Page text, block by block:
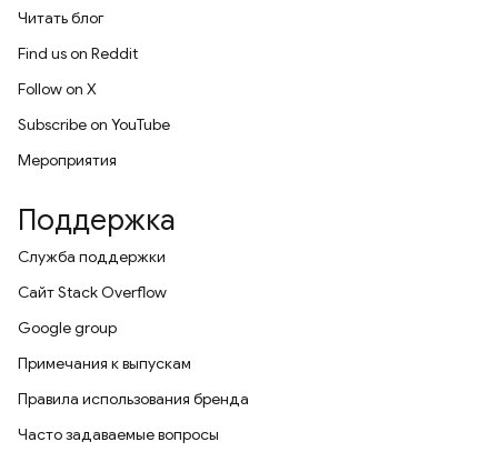
Читать блог
Find us on Reddit
Follow on X
Subscribe on YouTube
Мероприятия
Поддержка
Служба поддержки
Сайт Stack Overflow
Google group
Примечания к выпускам
Правила использования бренда
Часто задаваемые вопросы